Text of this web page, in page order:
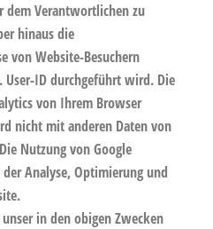
dem Verantwortlichen zu
hinaus die
von Website-Besuchern
ID durchgeführt wird. Die
von Ihrem Browser
nicht mit anderen Daten von
Nutzung von Google
Analyse, Optimierung und
in den obigen Zwecken